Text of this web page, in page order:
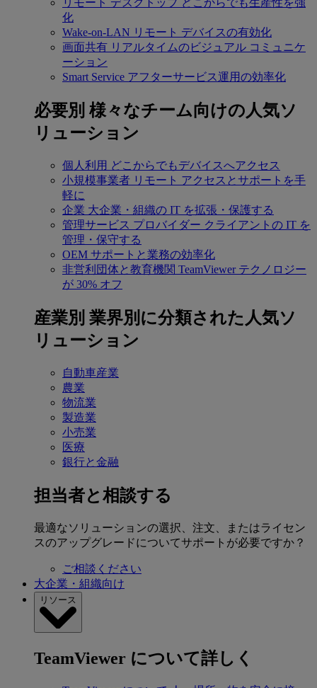
リモート デスクトップ どこからでも生産性を強
化
Wake-on-LAN リモート デバイスの有効化
画面共有 リアルタイムのビジュアル コミュニケ
ーション
Smart Service アフターサービス運用の効率化
必要別 様々なチーム向けの人気ソ
リューション
個人利用 どこからでもデバイスへアクセス
小規模事業者 リモート アクセスとサポートを手
軽に
企業 大企業・組織の IT を拡張・保護する
管理サービス プロバイダー クライアントの IT を
管理・保守する
OEM サポートと業務の効率化
非営利団体と教育機関 TeamViewer テクノロジー
が 30% オフ
産業別 業界別に分類された人気ソ
リューション
自動車産業
農業
物流業
製造業
小売業
医療
銀行と金融
担当者と相談する
最適なソリューションの選択、注文、またはライセン
スのアップグレードについてサポートが必要ですか？
ご相談ください
大企業・組織向け
リソース
TeamViewer について詳しく